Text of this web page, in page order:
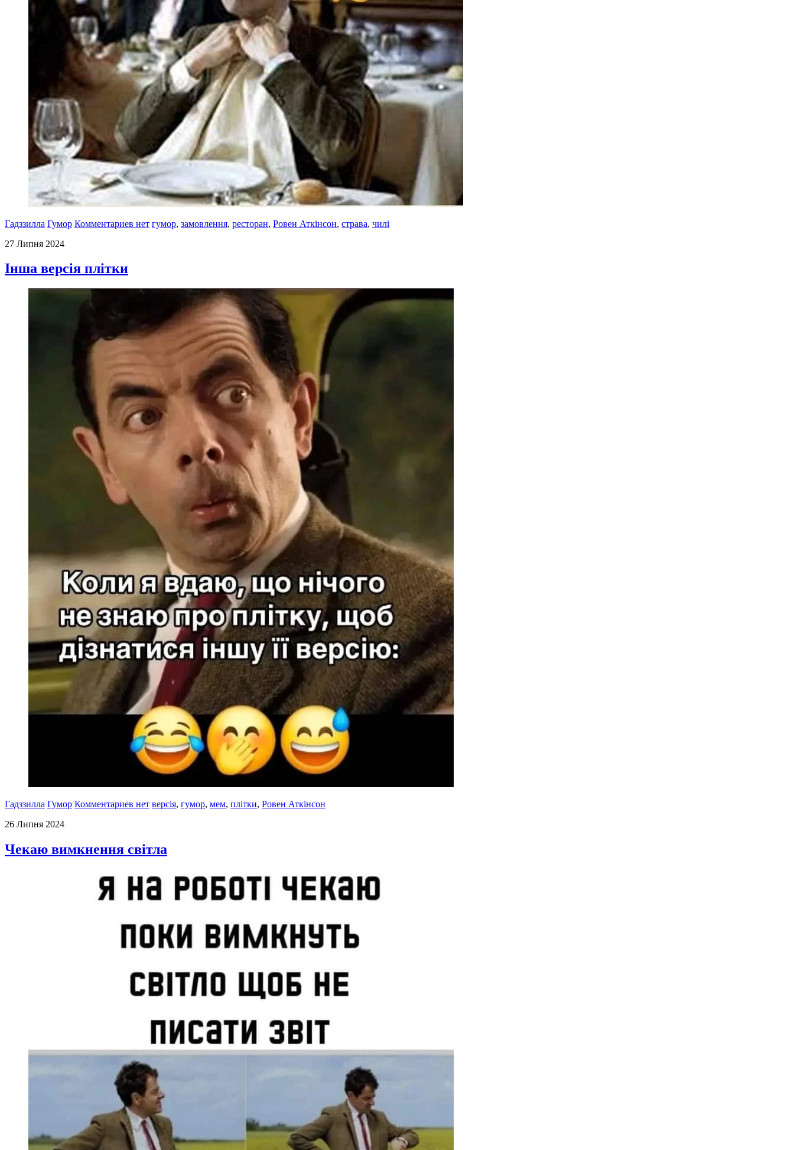
Гадззилла Гумор Комментариев нет гумор, замовлення, ресторан, Ровен Аткінсон, страва, чилі
27 Липня 2024
Інша версія плітки
Гадззилла Гумор Комментариев нет версія, гумор, мем, плітки, Ровен Аткінсон
26 Липня 2024
Чекаю вимкнення світла